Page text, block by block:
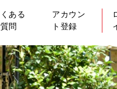
ある
問
アカウン
ト登録